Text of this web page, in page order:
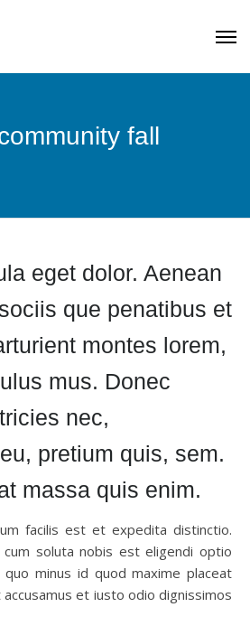
fall
eget dolor. Aenean
que penatibus et
montes lorem,
mus. Donec
nec,
pretium quis, sem.
massa quis enim.
facilis est et expedita distinctio.
soluta nobis est eligendi optio
minus id quod maxime placeat
et iusto odio dignissimos